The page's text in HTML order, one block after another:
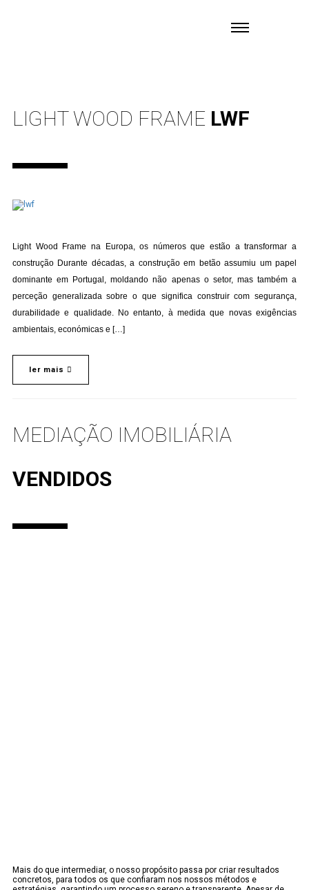
LIGHT WOOD FRAME LWF
Light Wood Frame na Europa, os números que estão a transformar a
construção Durante décadas, a construção em betão assumiu um papel
dominante em Portugal, moldando não apenas o setor, mas também a
perceção generalizada sobre o que significa construir com segurança,
durabilidade e qualidade. No entanto, à medida que novas exigências
ambientais, económicas e […]
ler mais
MEDIAÇÃO IMOBILIÁRIA
VENDIDOS
Mais do que intermediar, o nosso propósito passa por criar resultados
concretos, para todos os que confiaram nos nossos métodos e